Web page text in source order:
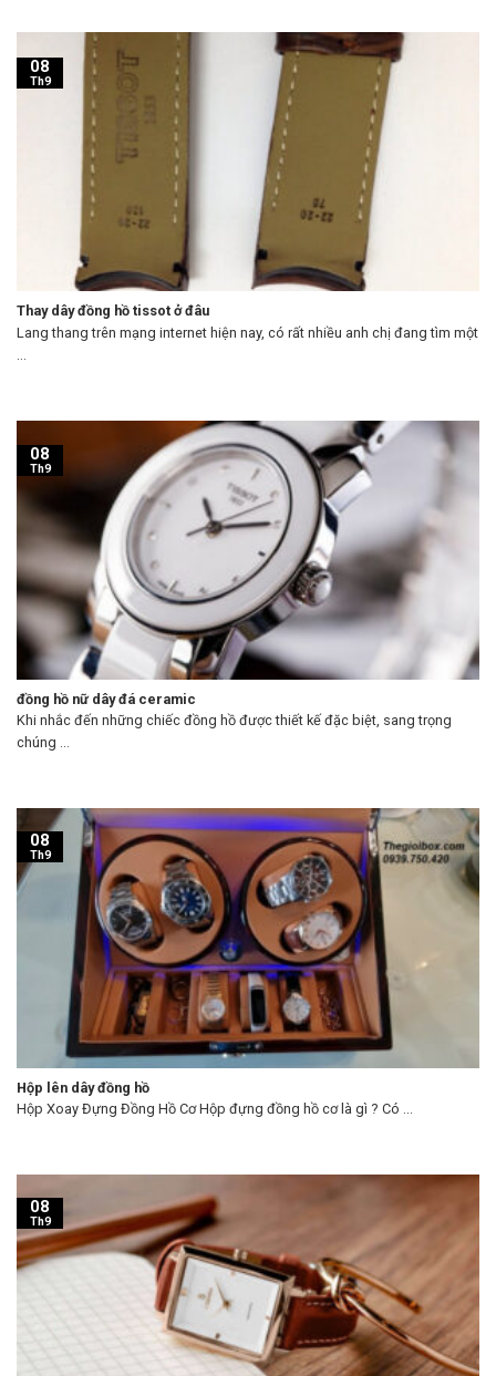
Thay dây đồng hồ tissot ở đâu
Lang thang trên mạng internet hiện nay, có rất nhiều anh chị đang tìm một
08
Th9
đồng hồ nữ dây đá ceramic
Khi nhắc đến những chiếc đồng hồ được thiết kế đặc biệt, sang trọng
chúng ...
08
Th9
Hộp lên dây đồng hồ
Hộp Xoay Đựng Đồng Hồ Cơ Hộp đựng đồng hồ cơ là gì ? Có ...
08
Th9
08
Th9